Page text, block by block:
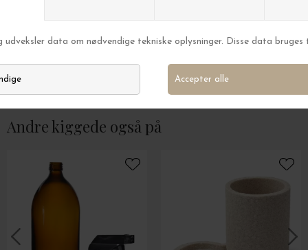
House Doctor
Servingsfad Pion, Sort/Brun L:38
DKK 329,00
House Doctor
Serveringsfad
Andre kiggede også på